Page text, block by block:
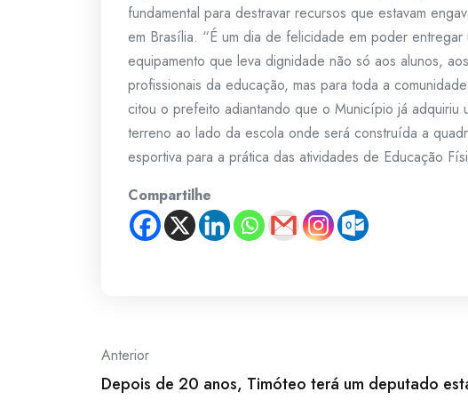
fundamental para destravar recursos que estavam
em Brasília. “É um dia de felicidade em poder entregar
equipamento que leva dignidade não só aos alunos, aos
profissionais da educação, mas para toda a
citou o prefeito adiantando que o Município já adquiriu
terreno ao lado da escola onde será construída a
esportiva para a prática das atividades de Educação
Compartilhe
Post
navigation
Anterior
Depois de 20 anos, Timóteo terá um deputado